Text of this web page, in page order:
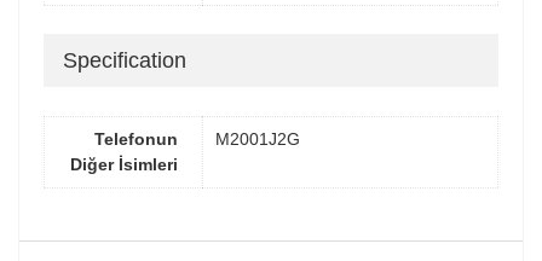
Specification
Telefonun
Diğer İsimleri
M2001J2G